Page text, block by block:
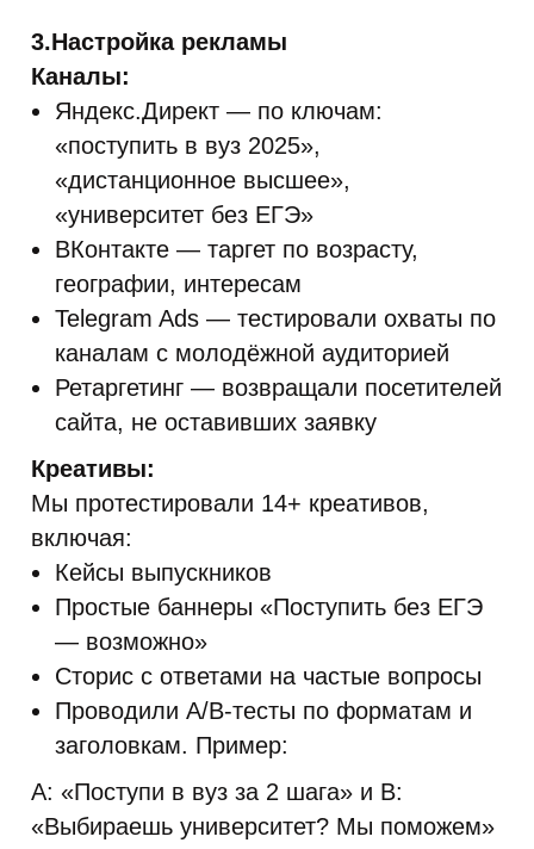
3.Настройка рекламы
Каналы:
Яндекс.Директ — по ключам:
«поступить в вуз 2025»,
«дистанционное высшее»,
«университет без ЕГЭ»
ВКонтакте — таргет по возрасту,
географии, интересам
Telegram Ads — тестировали охваты по
каналам с молодёжной аудиторией
Ретаргетинг — возвращали посетителей
сайта, не оставивших заявку
Креативы:
Мы протестировали 14+ креативов,
включая:
Кейсы выпускников
Простые баннеры «Поступить без ЕГЭ
— возможно»
Сторис с ответами на частые вопросы
Проводили A/B-тесты по форматам и
заголовкам. Пример:
А: «Поступи в вуз за 2 шага» и В:
«Выбираешь университет? Мы поможем»